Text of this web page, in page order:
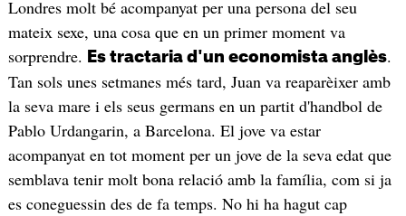
Londres molt bé acompanyat per una persona del seu
mateix sexe, una cosa que en un primer moment va
sorprendre.
Es tractaria d'un economista anglès.
Tan sols unes setmanes més tard, Juan va reaparèixer amb
la seva mare i els seus germans en un partit d'handbol de
Pablo Urdangarin, a Barcelona. El jove va estar
acompanyat en tot moment per un jove de la seva edat que
semblava tenir molt bona relació amb la família, com si ja
es coneguessin des de fa temps. No hi ha hagut cap